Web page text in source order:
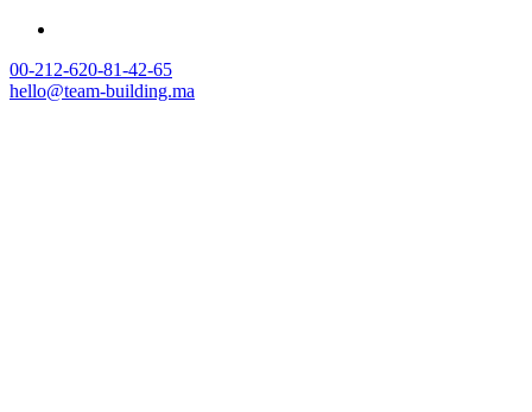
00-212-620-81-42-65
hello@team-building.ma